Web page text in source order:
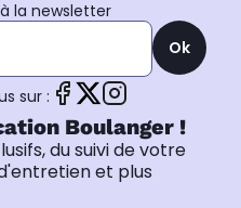
la newsletter
Ok
sur :
Boulanger !
du suivi de votre
et plus